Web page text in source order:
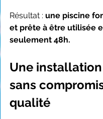
Résultat : une piscine
et prête à être utilisée
seulement 48h.
Une
sans
qualité